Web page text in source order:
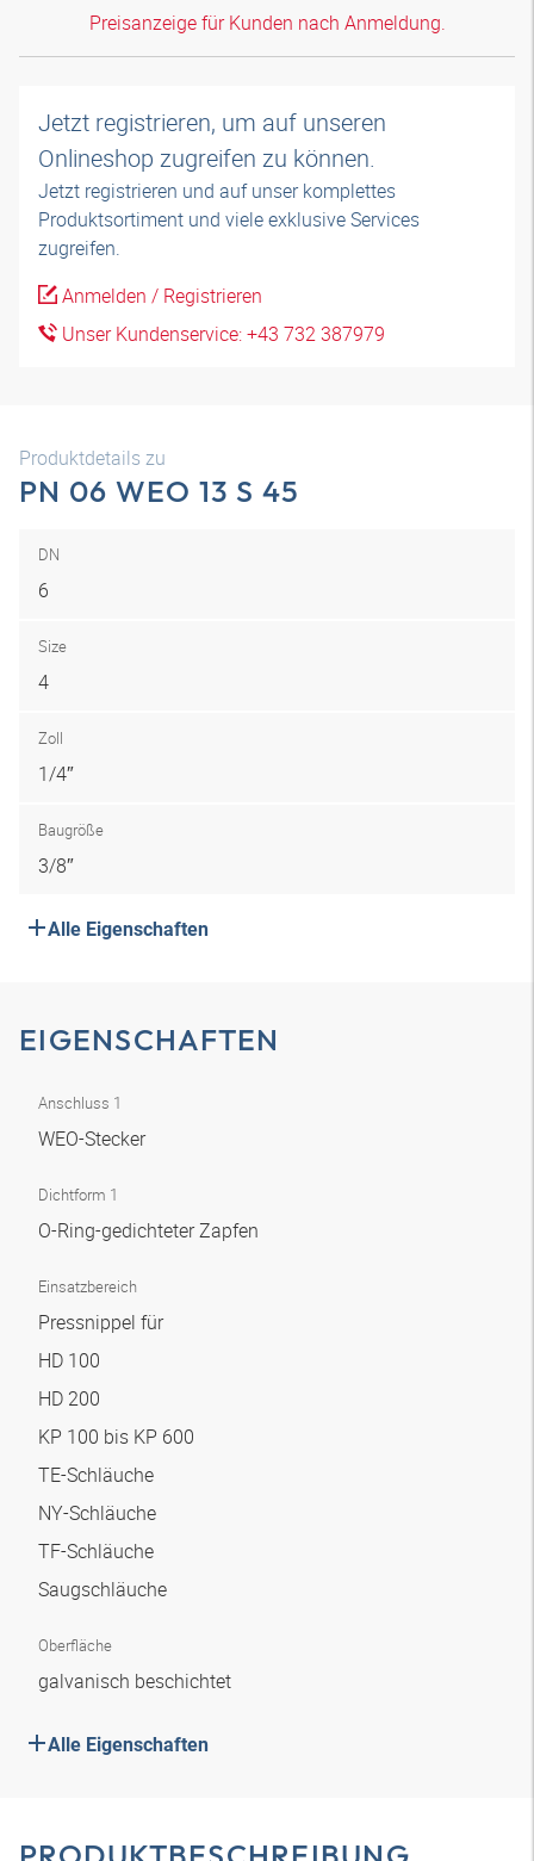
Preisanzeige für Kunden nach Anmeldung.
Jetzt registrieren, um auf unseren
Onlineshop zugreifen zu können.
Jetzt registrieren und auf unser komplettes
Produktsortiment und viele exklusive Services
zugreifen.
Anmelden / Registrieren
Unser Kundenservice: +43 732 387979
Produktdetails zu
PN 06 WEO 13 S 45
DN
6
Size
4
Zoll
1/4″
Baugröße
3/8″
Alle Eigenschaften
EIGENSCHAFTEN
Anschluss 1
WEO-Stecker
Dichtform 1
O-Ring-gedichteter Zapfen
Einsatzbereich
Pressnippel für
HD 100
HD 200
KP 100 bis KP 600
TE-Schläuche
NY-Schläuche
TF-Schläuche
Saugschläuche
Oberfläche
galvanisch beschichtet
Alle Eigenschaften